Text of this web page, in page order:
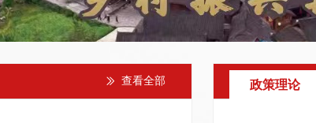
ꅀ 查看全部 政策理论